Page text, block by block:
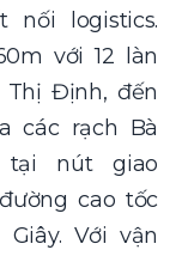
nối logistics.
với 12 làn
Định, đến
các rạch Bà
tại nút giao
cao tốc
Với vận